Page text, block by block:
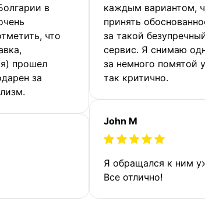
в
что
прошел
за
каждым вариантом,
принять
за такой
сервис. Я снимаю
за немного помятой
так критично.
John M
Я обращался к ним
Все отлично!